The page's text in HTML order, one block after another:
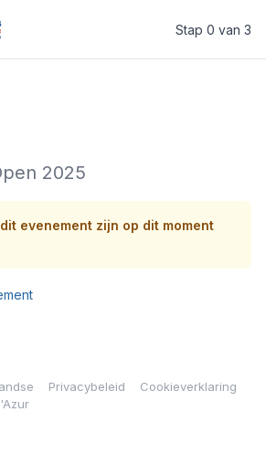
Club Provence-Côte d’Azur
Stap 0 van 3
2025
evenement zijn op dit moment
Privacybeleid Cookieverklaring